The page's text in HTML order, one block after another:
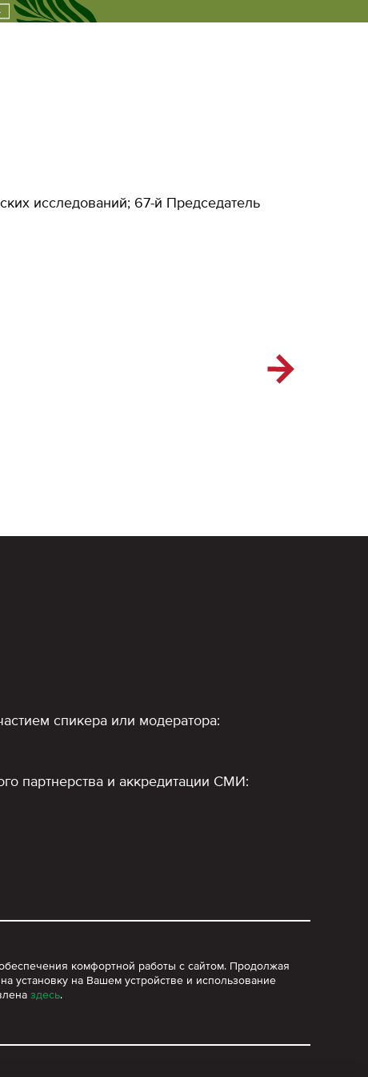
новости Личный кабинет
исследований; 67-й Председатель
спикера или модератора:
партнерства и аккредитации СМИ:
комфортной работы с сайтом. Продолжая
установку на Вашем устройстве и использование
здесь.